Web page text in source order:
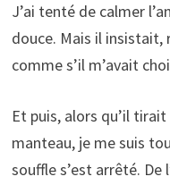
J’ai tenté de calmer
douce. Mais il insistait,
comme s’il m’avait
Et puis, alors qu’il
manteau, je me suis
souffle s’est arrêté.